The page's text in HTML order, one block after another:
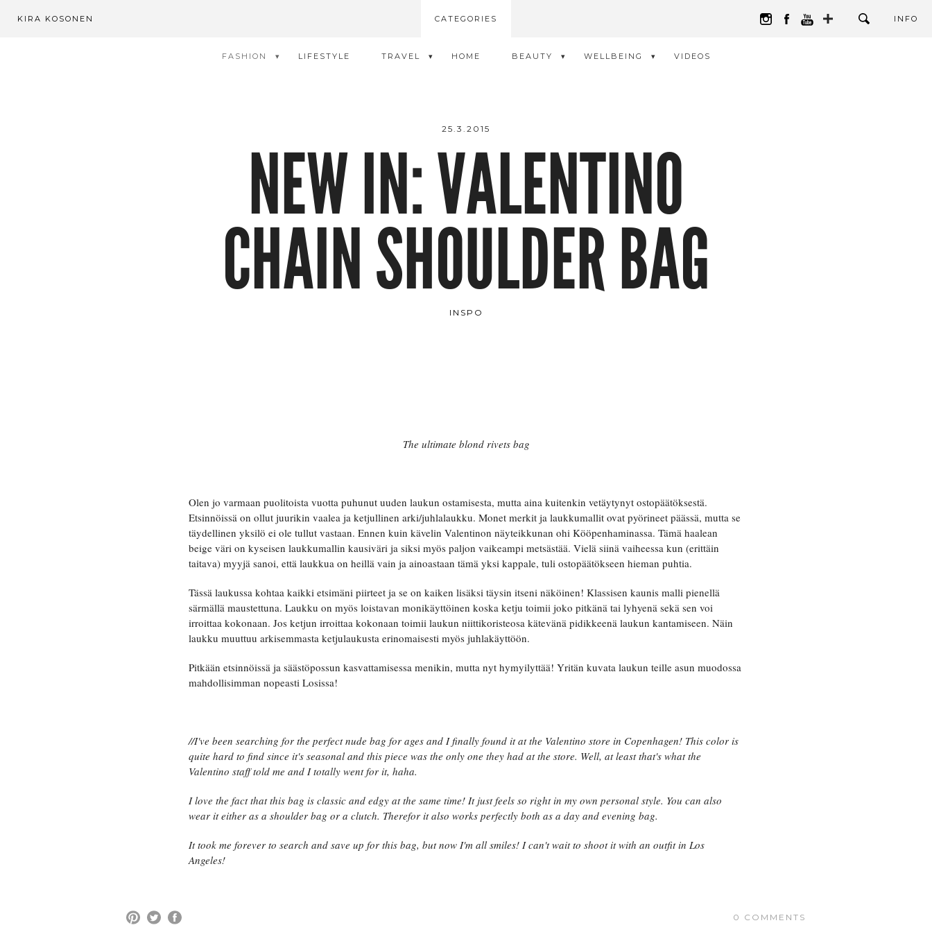
KIRA KOSONEN CATEGORIES INFO
FASHION LIFESTYLE TRAVEL HOME BEAUTY WELLBEING VIDEOS
25.3.2015
NEW IN: VALENTINO
CHAIN SHOULDER BAG
INSPO
The ultimate blond rivets bag
Olen jo varmaan puolitoista vuotta puhunut uuden laukun ostamisesta, mutta aina kuitenkin vetäytynyt ostopäätöksestä.
Etsinnöissä on ollut juurikin vaalea ja ketjullinen arki/juhlalaukku. Monet merkit ja laukkumallit ovat pyörineet päässä, mutta se
täydellinen yksilö ei ole tullut vastaan. Ennen kuin kävelin Valentinon näyteikkunan ohi Kööpenhaminassa. Tämä haalean
beige väri on kyseisen laukkumallin kausiväri ja siksi myös paljon vaikeampi metsästää. Vielä siinä vaiheessa kun (erittäin
taitava) myyjä sanoi, että laukkua on heillä vain ja ainoastaan tämä yksi kappale, tuli ostopäätökseen hieman puhtia.
Tässä laukussa kohtaa kaikki etsimäni piirteet ja se on kaiken lisäksi täysin itseni näköinen! Klassisen kaunis malli pienellä
särmällä maustettuna. Laukku on myös loistavan monikäyttöinen koska ketju toimii joko pitkänä tai lyhyenä sekä sen voi
irroittaa kokonaan. Jos ketjun irroittaa kokonaan toimii laukun niittikoristeosa kätevänä pidikkeenä laukun kantamiseen. Näin
laukku muuttuu arkisemmasta ketjulaukusta erinomaisesti myös juhlakäyttöön.
Pitkään etsinnöissä ja säästöpossun kasvattamisessa menikin, mutta nyt hymyilyttää! Yritän kuvata laukun teille asun muodossa
mahdollisimman nopeasti Losissa!
//I've been searching for the perfect nude bag for ages and I finally found it at the Valentino store in Copenhagen! This color is
quite hard to find since it's seasonal and this piece was the only one they had at the store. Well, at least that's what the
Valentino staff told me and I totally went for it, haha.
I love the fact that this bag is classic and edgy at the same time! It just feels so right in my own personal style. You can also
wear it either as a shoulder bag or a clutch. Therefor it also works perfectly both as a day and evening bag.
It took me forever to search and save up for this bag, but now I'm all smiles! I can't wait to shoot it with an outfit in Los
Angeles!
0 COMMENTS